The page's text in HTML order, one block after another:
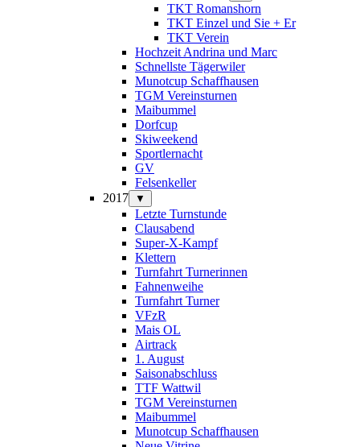
TKT Romanshorn
TKT Einzel und Sie + Er
TKT Verein
Hochzeit Andrina und Marc
Schnellste Tägerwiler
Munotcup Schaffhausen
TGM Vereinsturnen
Maibummel
Dorfcup
Skiweekend
Sportlernacht
GV
Felsenkeller
2017
▼
Letzte Turnstunde
Clausabend
Super-X-Kampf
Klettern
Turnfahrt Turnerinnen
Fahnenweihe
Turnfahrt Turner
VFzR
Mais OL
Airtrack
1. August
Saisonabschluss
TTF Wattwil
TGM Vereinsturnen
Maibummel
Munotcup Schaffhausen